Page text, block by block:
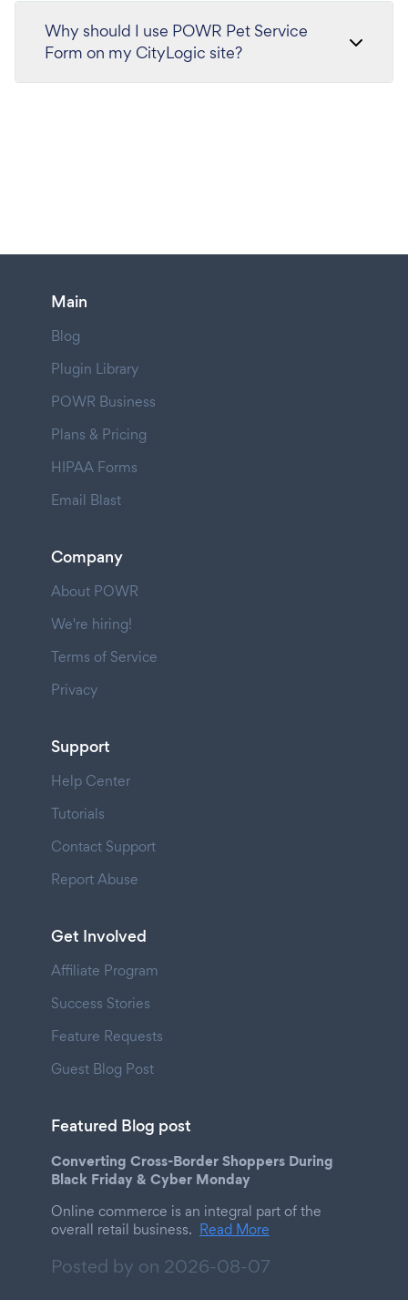
Why should I use POWR Pet Service
Form on my CityLogic site?
Main
Blog
Plugin Library
POWR Business
Plans & Pricing
HIPAA Forms
Email Blast
Company
About POWR
We're hiring!
Terms of Service
Privacy
Support
Help Center
Tutorials
Contact Support
Report Abuse
Get Involved
Affiliate Program
Success Stories
Feature Requests
Guest Blog Post
Featured Blog post
Converting Cross-Border Shoppers During
Black Friday & Cyber Monday
Online commerce is an integral part of the
overall retail business. Read More
Posted by on 2026-08-07